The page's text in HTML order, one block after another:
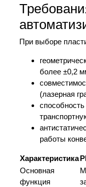
При выборе
более ±0,2
(лазерная
работы
Характеристика
Основная
функция